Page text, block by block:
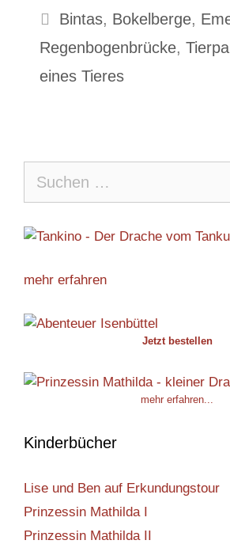
Schlagwörter
Bintas, Bokelberge,
Regenbogenbrücke,
eines Tieres
nach:
mehr erfahren
Jetzt bestellen
mehr erfahren...
Kinderbücher
Lise und Ben auf Erkundungstour
Prinzessin Mathilda I
Prinzessin Mathilda II